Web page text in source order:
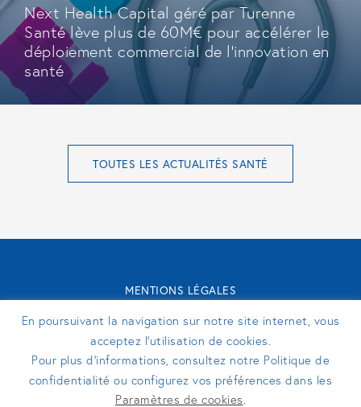
Next Health Capital géré par Turenne
Santé lève plus de 60M€ pour accélérer le
déploiement commercial de l'innovation en
santé
TOUTES LES ACTUALITÉS SANTÉ
MENTIONS LÉGALES
TURENNE GROUPE 2026 - SITE RÉALISÉ PAR
SUIVEZ-NOUS
En poursuivant la navigation sur notre site internet, vous
acceptez l’utilisation de cookies.
Pour plus d’informations, consultez notre Politique de
confidentialité ou configurez vos préférences dans les
Paramètres de cookies.